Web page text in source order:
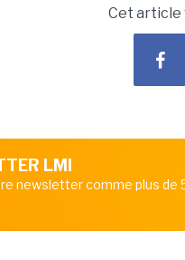
Cet article
LMI
newsletter comme plus de